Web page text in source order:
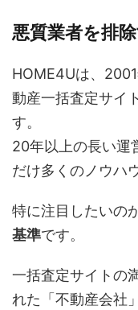
悪質業者を排
HOME4Uは、
動産一括査定サイ
す。
20年以上の長い運
だけ多くのノウハ
特に注目したいのが
基準です。
一括査定サイトの
れた「不動産会社